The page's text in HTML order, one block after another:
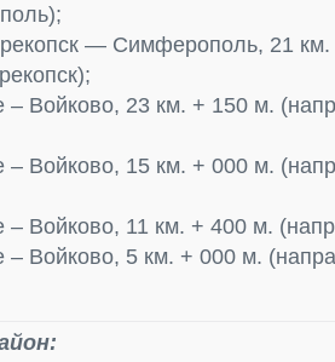
— Симферополь, 21
– Войково, 23 км. + 150 м.
– Войково, 15 км. + 000 м.
– Войково, 11 км. + 400 м.
– Войково, 5 км. + 000 м.